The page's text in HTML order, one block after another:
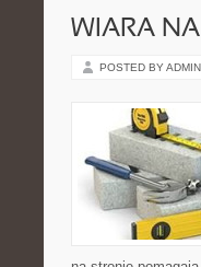
WIARA
POSTED BY ADMIN